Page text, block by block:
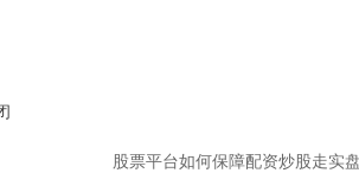
股票平台如何保障配资炒股走实